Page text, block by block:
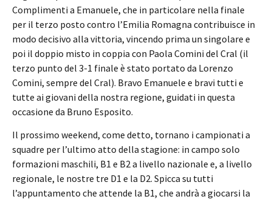
Complimenti a Emanuele, che in particolare nella finale
per il terzo posto contro l’Emilia Romagna contribuisce in
modo decisivo alla vittoria, vincendo prima un singolare e
poi il doppio misto in coppia con Paola Comini del Cral (il
terzo punto del 3-1 finale è stato portato da Lorenzo
Comini, sempre del Cral). Bravo Emanuele e bravi tutti e
tutte ai giovani della nostra regione, guidati in questa
occasione da Bruno Esposito.
Il prossimo weekend, come detto, tornano i campionati a
squadre per l’ultimo atto della stagione: in campo solo
formazioni maschili, B1 e B2 a livello nazionale e, a livello
regionale, le nostre tre D1 e la D2. Spicca su tutti
l’appuntamento che attende la B1, che andrà a giocarsi la